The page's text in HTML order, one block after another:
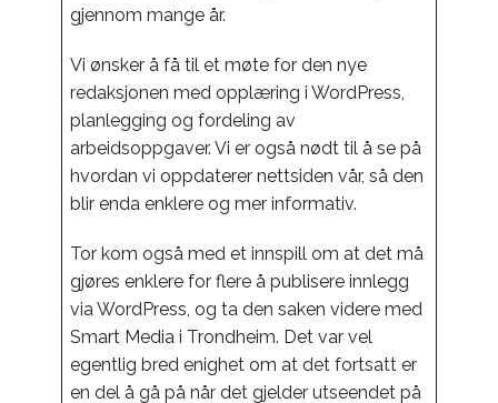
gjennom mange år.
Vi ønsker å få til et møte for den nye
redaksjonen med opplæring i WordPress,
planlegging og fordeling av
arbeidsoppgaver. Vi er også nødt til å se på
hvordan vi oppdaterer nettsiden vår, så den
blir enda enklere og mer informativ.
Tor kom også med et innspill om at det må
gjøres enklere for flere å publisere innlegg
via WordPress, og ta den saken videre med
Smart Media i Trondheim. Det var vel
egentlig bred enighet om at det fortsatt er
en del å gå på når det gjelder utseendet på